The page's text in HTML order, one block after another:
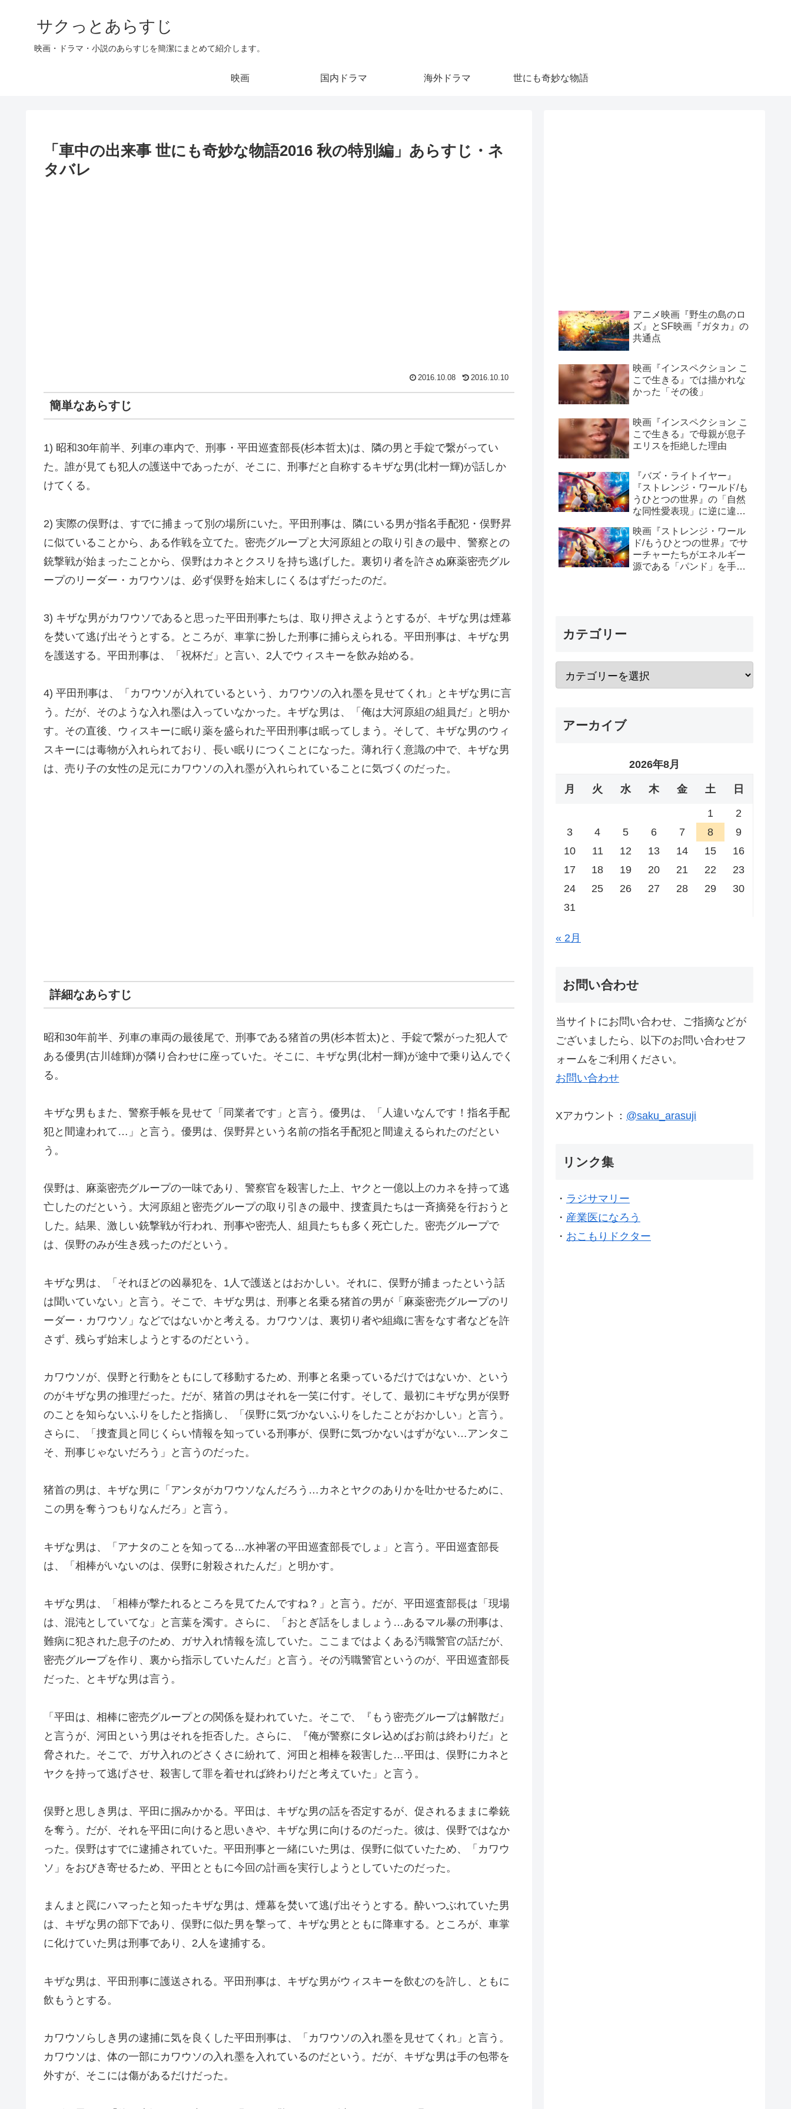
サクっとあらすじ
映画・ドラマ・小説のあらすじを簡潔にまとめて紹介します。
映画 国内ドラマ 海外ドラマ 世にも奇妙な物語
「車中の出来事 世にも奇妙な物語2016 秋の特別編」あらすじ・ネ
タバレ
2016.10.08 2016.10.10
簡単なあらすじ
1) 昭和30年前半、列車の車内で、刑事・平田巡査部長(杉本哲太)は、隣の男と手錠で繋がってい
た。誰が見ても犯人の護送中であったが、そこに、刑事だと自称するキザな男(北村一輝)が話しか
けてくる。
2) 実際の俣野は、すでに捕まって別の場所にいた。平田刑事は、隣にいる男が指名手配犯・俣野昇
に似ていることから、ある作戦を立てた。密売グループと大河原組との取り引きの最中、警察との
銃撃戦が始まったことから、俣野はカネとクスリを持ち逃げした。裏切り者を許さぬ麻薬密売グル
ープのリーダー・カワウソは、必ず俣野を始末しにくるはずだったのだ。
3) キザな男がカワウソであると思った平田刑事たちは、取り押さえようとするが、キザな男は煙幕
を焚いて逃げ出そうとする。ところが、車掌に扮した刑事に捕らえられる。平田刑事は、キザな男
を護送する。平田刑事は、「祝杯だ」と言い、2人でウィスキーを飲み始める。
4) 平田刑事は、「カワウソが入れているという、カワウソの入れ墨を見せてくれ」とキザな男に言
う。だが、そのような入れ墨は入っていなかった。キザな男は、「俺は大河原組の組員だ」と明か
す。その直後、ウィスキーに眠り薬を盛られた平田刑事は眠ってしまう。そして、キザな男のウィ
スキーには毒物が入れられており、長い眠りにつくことになった。薄れ行く意識の中で、キザな男
は、売り子の女性の足元にカワウソの入れ墨が入れられていることに気づくのだった。
詳細なあらすじ
昭和30年前半、列車の車両の最後尾で、刑事である猪首の男(杉本哲太)と、手錠で繋がった犯人で
ある優男(古川雄輝)が隣り合わせに座っていた。そこに、キザな男(北村一輝)が途中で乗り込んでく
る。
キザな男もまた、警察手帳を見せて「同業者です」と言う。優男は、「人違いなんです！指名手配
犯と間違われて…」と言う。優男は、俣野昇という名前の指名手配犯と間違えるられたのだとい
う。
俣野は、麻薬密売グループの一味であり、警察官を殺害した上、ヤクと一億以上のカネを持って逃
亡したのだという。大河原組と密売グループの取り引きの最中、捜査員たちは一斉摘発を行おうと
した。結果、激しい銃撃戦が行われ、刑事や密売人、組員たちも多く死亡した。密売グループで
は、俣野のみが生き残ったのだという。
キザな男は、「それほどの凶暴犯を、1人で護送とはおかしい。それに、俣野が捕まったという話
は聞いていない」と言う。そこで、キザな男は、刑事と名乗る猪首の男が「麻薬密売グループのリ
ーダー・カワウソ」などではないかと考える。カワウソは、裏切り者や組織に害をなす者などを許
さず、残らず始末しようとするのだという。
カワウソが、俣野と行動をともにして移動するため、刑事と名乗っているだけではないか、という
のがキザな男の推理だった。だが、猪首の男はそれを一笑に付す。そして、最初にキザな男が俣野
のことを知らないふりをしたと指摘し、「俣野に気づかないふりをしたことがおかしい」と言う。
さらに、「捜査員と同じくらい情報を知っている刑事が、俣野に気づかないはずがない…アンタこ
そ、刑事じゃないだろう」と言うのだった。
猪首の男は、キザな男に「アンタがカワウソなんだろう…カネとヤクのありかを吐かせるために、
この男を奪うつもりなんだろ」と言う。
キザな男は、「アナタのことを知ってる…水神署の平田巡査部長でしょ」と言う。平田巡査部長
は、「相棒がいないのは、俣野に射殺されたんだ」と明かす。
キザな男は、「相棒が撃たれるところを見てたんですね？」と言う。だが、平田巡査部長は「現場
は、混沌としていてな」と言葉を濁す。さらに、「おとぎ話をしましょう…あるマル暴の刑事は、
難病に犯された息子のため、ガサ入れ情報を流していた。ここまではよくある汚職警官の話だが、
密売グループを作り、裏から指示していたんだ」と言う。その汚職警官というのが、平田巡査部長
だった、とキザな男は言う。
「平田は、相棒に密売グループとの関係を疑われていた。そこで、『もう密売グループは解散だ』
と言うが、河田という男はそれを拒否した。さらに、『俺が警察にタレ込めばお前は終わりだ』と
脅された。そこで、ガサ入れのどさくさに紛れて、河田と相棒を殺害した…平田は、俣野にカネと
ヤクを持って逃げさせ、殺害して罪を着せれば終わりだと考えていた」と言う。
俣野と思しき男は、平田に掴みかかる。平田は、キザな男の話を否定するが、促されるままに拳銃
を奪う。だが、それを平田に向けると思いきや、キザな男に向けるのだった。彼は、俣野ではなか
った。俣野はすでに逮捕されていた。平田刑事と一緒にいた男は、俣野に似ていたため、「カワウ
ソ」をおびき寄せるため、平田とともに今回の計画を実行しようとしていたのだった。
まんまと罠にハマったと知ったキザな男は、煙幕を焚いて逃げ出そうとする。酔いつぶれていた男
は、キザな男の部下であり、俣野に似た男を撃って、キザな男とともに降車する。ところが、車掌
に化けていた男は刑事であり、2人を逮捕する。
キザな男は、平田刑事に護送される。平田刑事は、キザな男がウィスキーを飲むのを許し、ともに
飲もうとする。
カワウソらしき男の逮捕に気を良くした平田刑事は、「カワウソの入れ墨を見せてくれ」と言う。
カワウソは、体の一部にカワウソの入れ墨を入れているのだという。だが、キザな男は手の包帯を
外すが、そこには傷があるだけだった。
アニメ映画『野生の島のロ
ズ』とSF映画『ガタカ』の
共通点
映画『インスペクション こ
こで生きる』では描かれな
かった「その後」
映画『インスペクション こ
こで生きる』で母親が息子
エリスを拒絶した理由
『バズ・ライトイヤー』
『ストレンジ・ワールド/も
うひとつの世界』の「自然
な同性愛表現」に逆に違和
映画『ストレンジ・ワール
ド/もうひとつの世界』でサ
ーチャーたちがエネルギー
源である「パンド」を手放
カテゴリー
アーカイブ
2026年8月
月 火 水 木 金 土 日
1
2
3
4 5 6 7 8
9
10
11 12 13 14 15
16
17
18 19 20 21 22
23
24
25 26 27 28 29
30
31
« 2月
お問い合わせ
当サイトにお問い合わせ、ご指摘などが
ございましたら、以下のお問い合わせフ
ォームをご利用ください。
お問い合わせ
Xアカウント： @saku_arasuji
リンク集
・ ラジサマリー
・ 産業医になろう
・ おこもりドクター